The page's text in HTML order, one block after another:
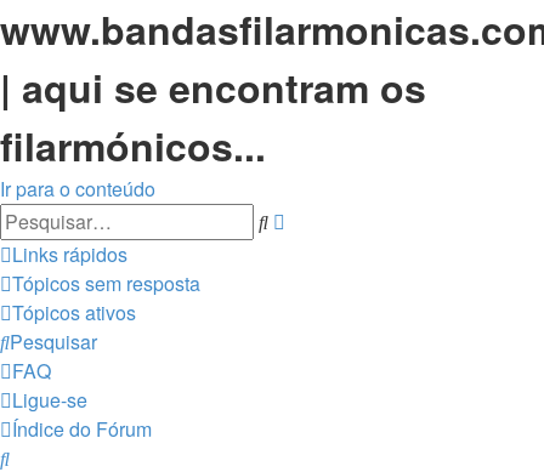
| aqui se encontram os
filarmónicos...
Ir para o conteúdo
Pesquisar
Links rápidos
Tópicos sem resposta
Tópicos ativos
Pesquisar
FAQ
Ligue-se
Índice do Fórum
Pesquisar